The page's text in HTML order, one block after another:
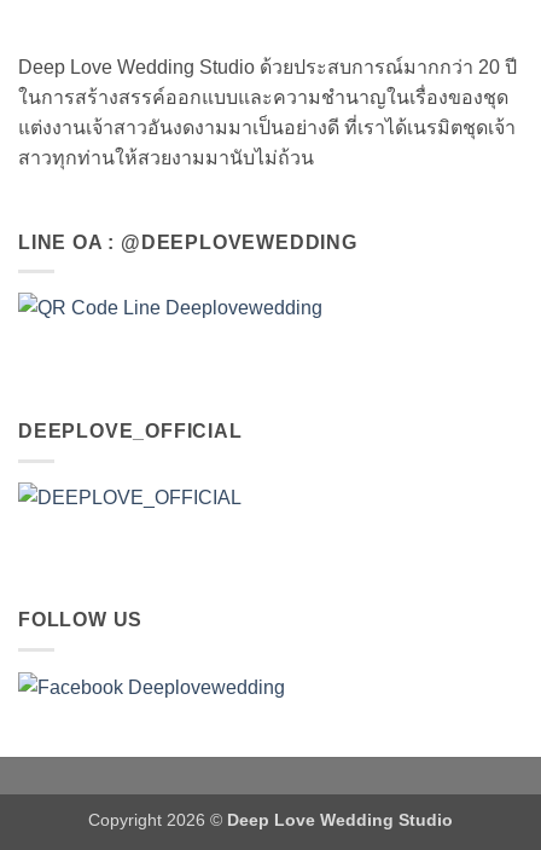
Deep Love Wedding Studio ด้วยประสบการณ์มากกว่า 20 ปี
ในการสร้างสรรค์ออกแบบและความชำนาญในเรื่องของชุด
แต่งงานเจ้าสาวอันงดงามมาเป็นอย่างดี ที่เราได้เนรมิตชุดเจ้า
สาวทุกท่านให้สวยงามมานับไม่ถ้วน
LINE OA : @DEEPLOVEWEDDING
DEEPLOVE_OFFICIAL
FOLLOW US
Copyright 2026 © Deep Love Wedding Studio